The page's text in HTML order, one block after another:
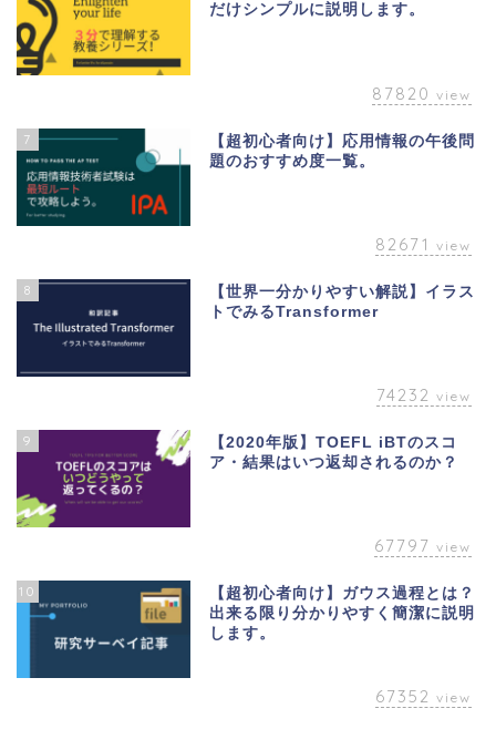
だけシンプルに説明します。
87820 view
7
【超初心者向け】応用情報の午後問
題のおすすめ度一覧。
82671 view
8
【世界一分かりやすい解説】イラス
トでみるTransformer
74232 view
9
【2020年版】TOEFL iBTのスコ
ア・結果はいつ返却されるのか？
67797 view
10
【超初心者向け】ガウス過程とは？
出来る限り分かりやすく簡潔に説明
します。
67352 view